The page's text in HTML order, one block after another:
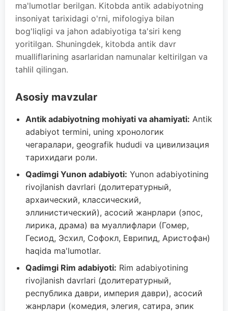
ma'lumotlar berilgan. Kitobda antik adabiyotning
insoniyat tarixidagi o'rni, mifologiya bilan
bog'liqligi va jahon adabiyotiga ta'siri keng
yoritilgan. Shuningdek, kitobda antik davr
mualliflarining asarlaridan namunalar keltirilgan va
tahlil qilingan.
Asosiy mavzular
Antik adabiyotning mohiyati va ahamiyati: Antik
adabiyot termini, uning хронологик
чегаралари, geografik hududi va цивилизация
тарихидаги роли.
Qadimgi Yunon adabiyoti: Yunon adabiyotining
rivojlanish davrlari (долитературный,
архаический, классический,
эллинистический), асосий жанрлари (эпос,
лирика, драма) ва муаллифлари (Гомер,
Гесиод, Эсхил, Софокл, Еврипид, Аристофан)
haqida ma'lumotlar.
Qadimgi Rim adabiyoti: Rim adabiyotining
rivojlanish davrlari (долитературный,
республика даври, империя даври), асосий
жанрлари (комедия, элегия, сатира, эпик